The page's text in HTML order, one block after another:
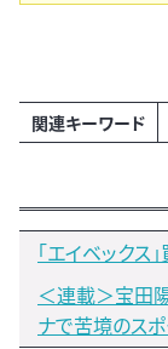
関連キーワード
「エイベックス
＜連載＞宝田陽
ナで苦境のス